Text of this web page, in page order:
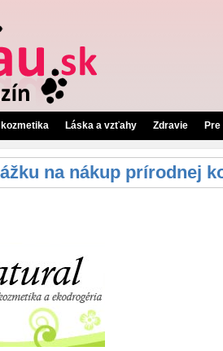
Láska a vzťahy Zdravie
na nákup prírodnej